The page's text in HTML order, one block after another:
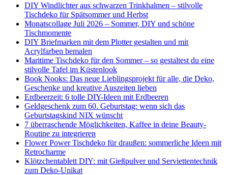
DIY Windlichter aus schwarzen Trinkhalmen – stilvolle
Tischdeko für Spätsommer und Herbst
Monatscollage Juli 2026 – Sommer, DIY und schöne
Tischmomente
DIY Briefmarken mit dem Plotter gestalten und mit
Acrylfarben bemalen
Maritime Tischdeko für den Sommer – so gestaltest du eine
stilvolle Tafel im Küstenlook
Book Nooks: Das neue Lieblingsprojekt für alle, die Deko,
Geschenke und kreative Auszeiten lieben
Erdbeerzeit: 6 tolle DIY-Ideen mit Erdbeeren
Geldgeschenk zum 60. Geburtstag: wenn sich das
Geburtstagskind NIX wünscht
7 überraschende Möglichkeiten, Kaffee in deine Beauty-
Routine zu integrieren
Flower Power Tischdeko für draußen: sommerliche Ideen mit
Retrocharme
Klötzchentablett DIY: mit Gießpulver und Serviettentechnik
zum Deko-Unikat